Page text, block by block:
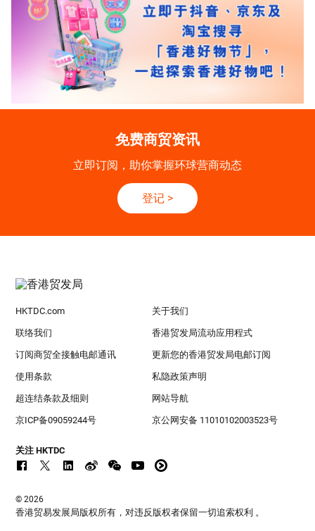
免费商贸资讯
立即订阅，助你掌握环球营商动态
登记 >
HKTDC.com 关于我们
联络我们 香港贸发局流动应用程式
订阅商贸全接触电邮通讯 更新您的香港贸发局电邮订阅
使用条款 私隐政策声明
超连结条款及细则 网站导航
京ICP备09059244号 京公网安备 11010102003523号
关注 HKTDC
© 2026
香港贸易发展局版权所有，对违反版权者保留一切追索权利 。